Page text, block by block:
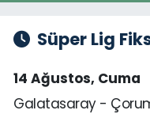
Süper Lig
14 Ağustos, Cuma
Galatasaray -